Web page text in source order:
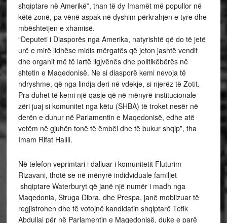
shqiptare në Amerikë”, than të dy Imamët më popullor në
këtë zonë, pa vënë aspak në dyshim përkrahjen e tyre dhe
mbështetjen e xhamisë.
“Deputeti i Diasporës nga Amerika, natyrishtë që do të jetë
urë e mirë lidhëse midis mërgatës që jeton jashtë vendit
dhe organit më të lartë ligjvënës dhe politikëbërës në
shtetin e Maqedonisë. Ne si diasporë kemi nevoja të
ndryshme, që nga lindja deri në vdekje, si njerëz të Zotit.
Pra duhet të kemi një qasje që në mënyrë institucionale
zëri juaj si komunitet nga këtu (SHBA) të troket nesër në
derën e duhur në Parlamentin e Maqedonisë, edhe atë
vetëm në gjuhën tonë të ëmbël dhe të bukur shqip”, tha
Imam Rifat Halili.
Në telefon veprimtari i dalluar i komunitetit Fluturim
Rizavani, thotë se në mënyrë indidviduale familjet
shqiptare Waterburyt që janë një numër i madh nga
Maqedonia, Struga Dibra, dhe Prespa, janë moblizuar të
regjistrohen dhe të votojnë kandidatin shqiptarë Tefik
Abdullai për në Parlamentin e Maqedonisë, duke e parë